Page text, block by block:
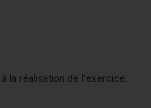
la réalisation de l'exercice.